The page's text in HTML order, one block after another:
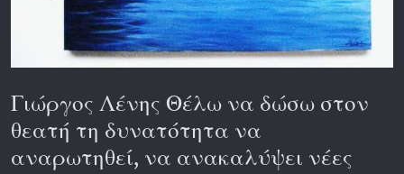
Γιώργος Λένης Θέλω να δώσω στον
θεατή τη δυνατότητα να
αναρωτηθεί, να ανακαλύψει νέες